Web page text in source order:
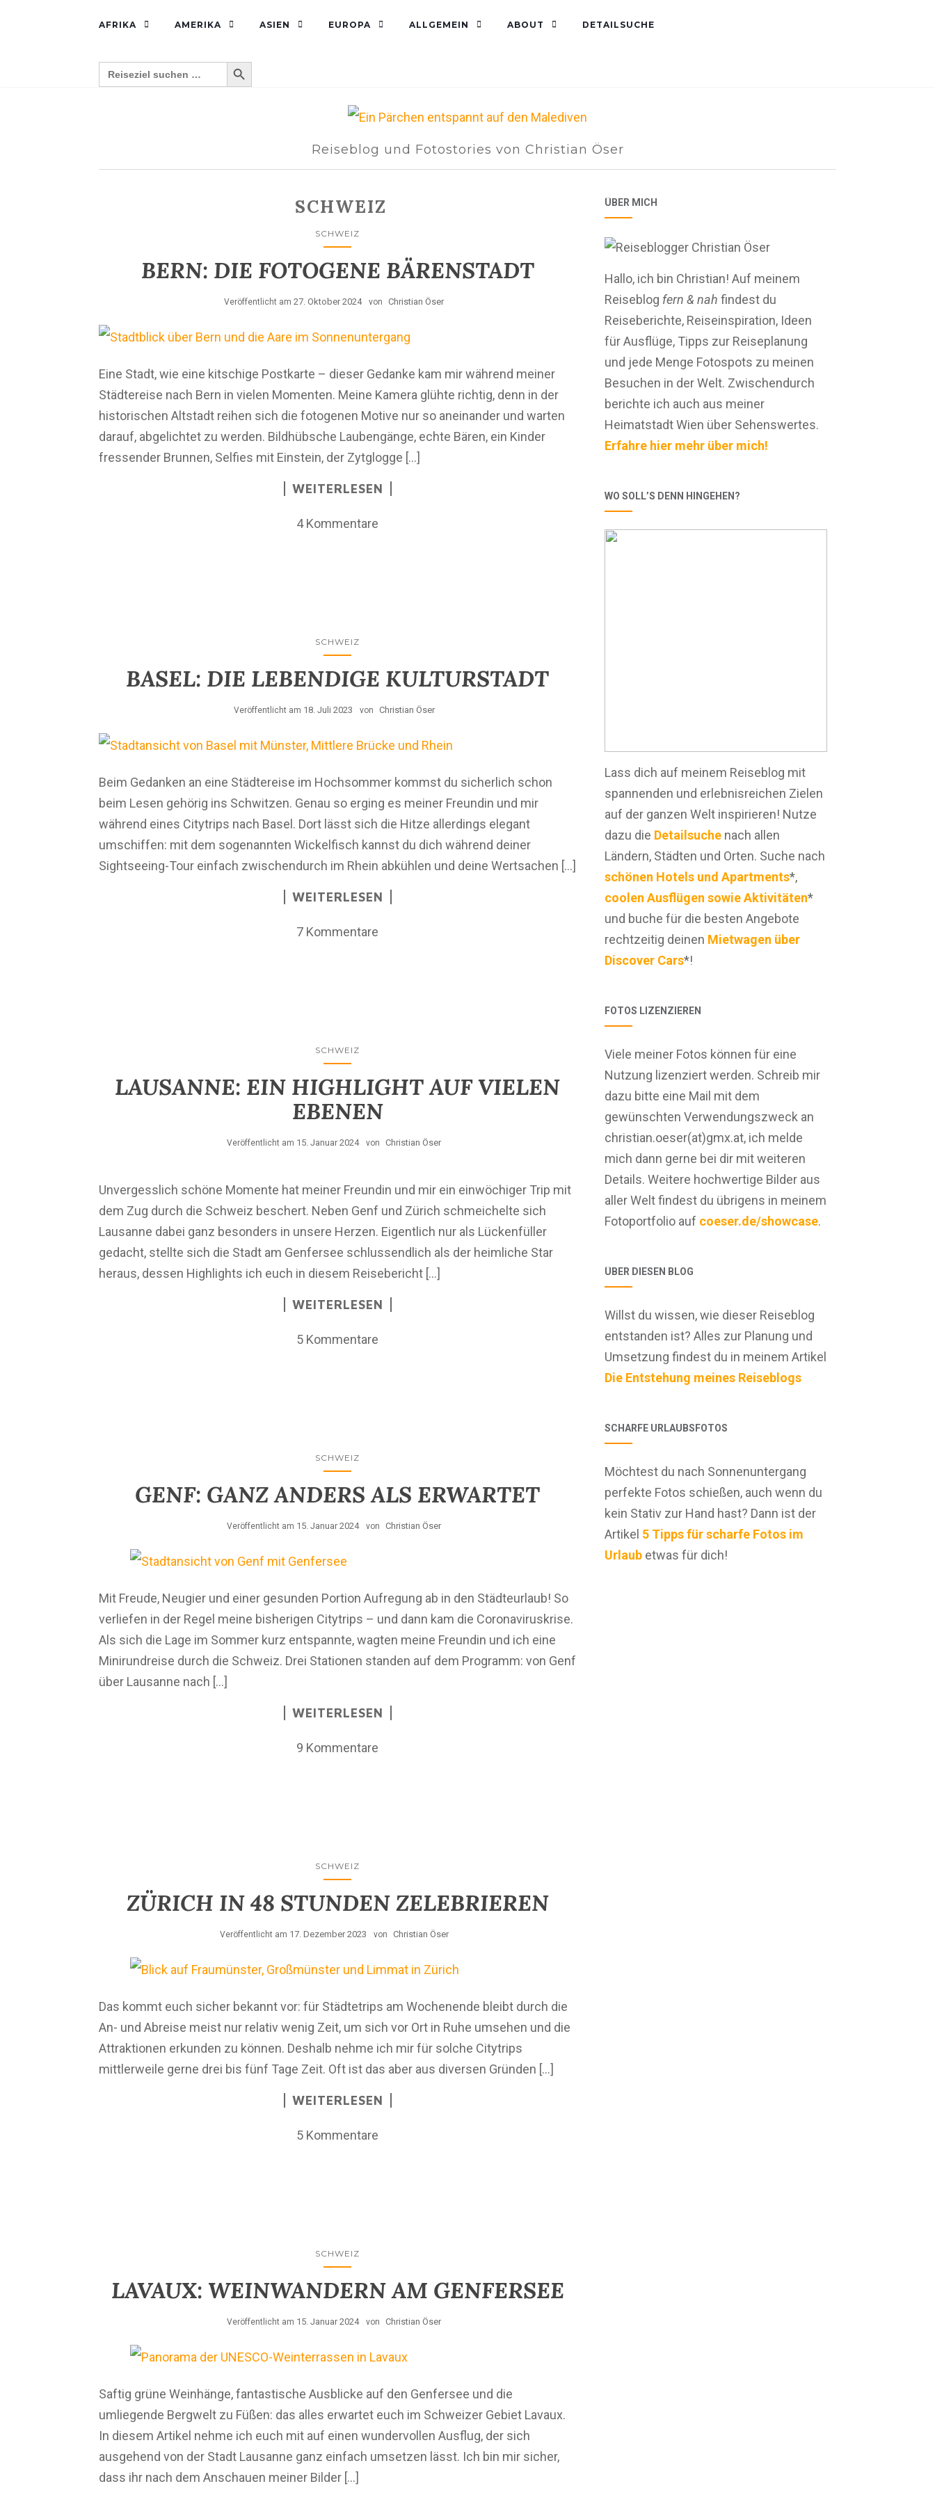
AFRIKA AMERIKA ASIEN EUROPA ALLGEMEIN ABOUT DETAILSUCHE
Search
for:
SEARCH BUTTON
Reiseblog und Fotostories von Christian Öser
SCHWEIZ
SCHWEIZ
BERN: DIE FOTOGENE BÄRENSTADT
Veröffentlicht am27. Oktober 2024 von Christian Öser
Eine Stadt, wie eine kitschige Postkarte – dieser Gedanke kam mir während meiner
Städtereise nach Bern in vielen Momenten. Meine Kamera glühte richtig, denn in der
historischen Altstadt reihen sich die fotogenen Motive nur so aneinander und warten
darauf, abgelichtet zu werden. Bildhübsche Laubengänge, echte Bären, ein Kinder
fressender Brunnen, Selfies mit Einstein, der Zytglogge […]
WEITERLESEN
4 Kommentare
SCHWEIZ
BASEL: DIE LEBENDIGE KULTURSTADT
Veröffentlicht am 18. Juli 2023 von Christian Öser
Beim Gedanken an eine Städtereise im Hochsommer kommst du sicherlich schon
beim Lesen gehörig ins Schwitzen. Genau so erging es meiner Freundin und mir
während eines Citytrips nach Basel. Dort lässt sich die Hitze allerdings elegant
umschiffen: mit dem sogenannten Wickelfisch kannst du dich während deiner
Sightseeing-Tour einfach zwischendurch im Rhein abkühlen und deine Wertsachen […]
WEITERLESEN
7 Kommentare
SCHWEIZ
LAUSANNE: EIN HIGHLIGHT AUF VIELEN
EBENEN
Veröffentlicht am 15. Januar 2024 von Christian Öser
Unvergesslich schöne Momente hat meiner Freundin und mir ein einwöchiger Trip mit
dem Zug durch die Schweiz beschert. Neben Genf und Zürich schmeichelte sich
Lausanne dabei ganz besonders in unsere Herzen. Eigentlich nur als Lückenfüller
gedacht, stellte sich die Stadt am Genfersee schlussendlich als der heimliche Star
heraus, dessen Highlights ich euch in diesem Reisebericht […]
WEITERLESEN
5 Kommentare
SCHWEIZ
GENF: GANZ ANDERS ALS ERWARTET
Veröffentlicht am 15. Januar 2024 von Christian Öser
Mit Freude, Neugier und einer gesunden Portion Aufregung ab in den Städteurlaub! So
verliefen in der Regel meine bisherigen Citytrips – und dann kam die Coronaviruskrise.
Als sich die Lage im Sommer kurz entspannte, wagten meine Freundin und ich eine
Minirundreise durch die Schweiz. Drei Stationen standen auf dem Programm: von Genf
über Lausanne nach […]
WEITERLESEN
9 Kommentare
SCHWEIZ
ZÜRICH IN 48 STUNDEN ZELEBRIEREN
Veröffentlicht am 17. Dezember 2023 von Christian Öser
Das kommt euch sicher bekannt vor: für Städtetrips am Wochenende bleibt durch die
An- und Abreise meist nur relativ wenig Zeit, um sich vor Ort in Ruhe umsehen und die
Attraktionen erkunden zu können. Deshalb nehme ich mir für solche Citytrips
mittlerweile gerne drei bis fünf Tage Zeit. Oft ist das aber aus diversen Gründen […]
WEITERLESEN
5 Kommentare
SCHWEIZ
LAVAUX: WEINWANDERN AM GENFERSEE
Veröffentlicht am 15. Januar 2024 von Christian Öser
Saftig grüne Weinhänge, fantastische Ausblicke auf den Genfersee und die
umliegende Bergwelt zu Füßen: das alles erwartet euch im Schweizer Gebiet Lavaux.
In diesem Artikel nehme ich euch mit auf einen wundervollen Ausflug, der sich
ausgehend von der Stadt Lausanne ganz einfach umsetzen lässt. Ich bin mir sicher,
dass ihr nach dem Anschauen meiner Bilder […]
ÜBER MICH
Hallo, ich bin Christian! Auf meinem
Reiseblog fern & nah findest du
Reiseberichte, Reiseinspiration, Ideen
für Ausflüge, Tipps zur Reiseplanung
und jede Menge Fotospots zu meinen
Besuchen in der Welt. Zwischendurch
berichte ich auch aus meiner
Heimatstadt Wien über Sehenswertes.
Erfahre hier mehr über mich!
WO SOLL’S DENN HINGEHEN?
Lass dich auf meinem Reiseblog mit
spannenden und erlebnisreichen Zielen
auf der ganzen Welt inspirieren! Nutze
dazu die Detailsuchenach allen
Ländern, Städten und Orten. Suche nach
schönen Hotels und Apartments*,
coolen Ausflügen sowie Aktivitäten*
und buche für die besten Angebote
rechtzeitig deinen Mietwagen über
Discover Cars*!
FOTOS LIZENZIEREN
Viele meiner Fotos können für eine
Nutzung lizenziert werden. Schreib mir
dazu bitte eine Mail mit dem
gewünschten Verwendungszweck an
christian.oeser(at)gmx.at, ich melde
mich dann gerne bei dir mit weiteren
Details. Weitere hochwertige Bilder aus
aller Welt findest du übrigens in meinem
Fotoportfolio auf coeser.de/showcase.
ÜBER DIESEN BLOG
Willst du wissen, wie dieser Reiseblog
entstanden ist? Alles zur Planung und
Umsetzung findest du in meinem Artikel
Die Entstehung meines Reiseblogs
SCHARFE URLAUBSFOTOS
Möchtest du nach Sonnenuntergang
perfekte Fotos schießen, auch wenn du
kein Stativ zur Hand hast? Dann ist der
Artikel 5 Tipps für scharfe Fotos im
Urlaubetwas für dich!